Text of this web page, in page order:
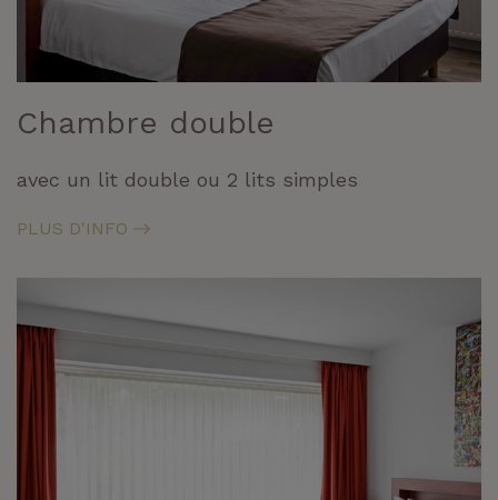
Chambre double
avec un lit double ou 2 lits simples
PLUS D'INFO